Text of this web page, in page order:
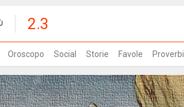
2.3
Oroscopo Social Storie Favole Proverbi